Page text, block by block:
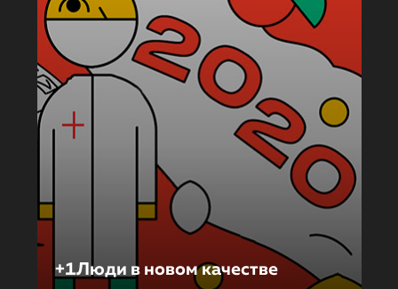
+1Люди в новом качестве